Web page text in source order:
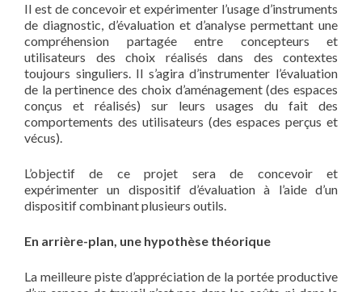
Il est de concevoir et expérimenter l’usage d’instruments
de diagnostic, d’évaluation et d’analyse permettant une
compréhension partagée entre concepteurs et
utilisateurs des choix réalisés dans des contextes
toujours singuliers. Il s’agira d’instrumenter l’évaluation
de la pertinence des choix d’aménagement (des espaces
conçus et réalisés) sur leurs usages du fait des
comportements des utilisateurs (des espaces perçus et
vécus).
L’objectif de ce projet sera de concevoir et
expérimenter un dispositif d’évaluation à l’aide d’un
dispositif combinant plusieurs outils.
En arrière-plan, une hypothèse théorique
La meilleure piste d’appréciation de la portée productive